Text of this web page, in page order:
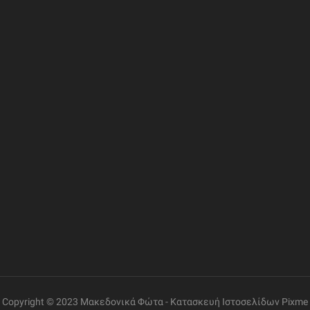
Copyright © 2023 Μακεδονικά Φώτα - Κατασκευή Ιστοσελίδων Pixme